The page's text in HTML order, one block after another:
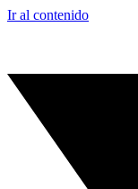
Ir al contenido